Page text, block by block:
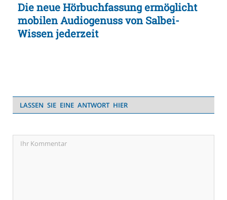
Die neue Hörbuchfassung ermöglicht
mobilen Audiogenuss von Salbei-
Wissen jederzeit
LASSEN SIE EINE ANTWORT HIER